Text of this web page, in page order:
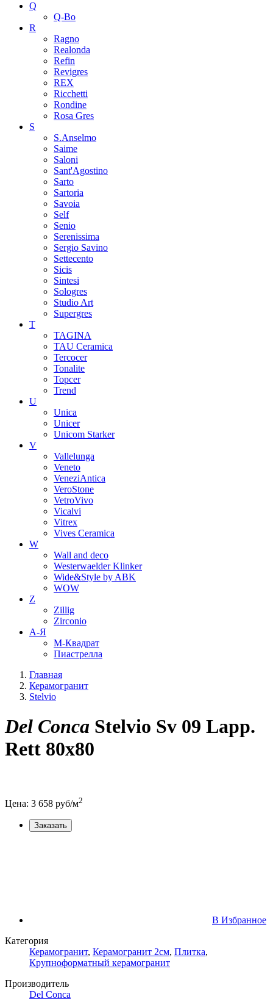
Q
Q-Bo
R
Ragno
Realonda
Refin
Revigres
REX
Ricchetti
Rondine
Rosa Gres
S
S.Anselmo
Saime
Saloni
Sant'Agostino
Sarto
Sartoria
Savoia
Self
Senio
Serenissima
Sergio Savino
Settecento
Sicis
Sintesi
Sologres
Studio Art
Supergres
T
TAGINA
TAU Ceramica
Tercocer
Tonalite
Topcer
Trend
U
Unica
Unicer
Unicom Starker
V
Vallelunga
Veneto
VeneziAntica
VeroStone
VetroVivo
Vicalvi
Vitrex
Vives Ceramica
W
Wall and deco
Westerwaelder Klinker
Wide&Style by ABK
WOW
Z
Zillig
Zirconio
А-Я
М-Квадрат
Пиастрелла
Главная
Керамогранит
Stelvio
Del Conca Stelvio Sv 09 Lapp.
Rett 80x80
Цена: 3 658 руб/м2
Заказать
В Избранное
Категория
Керамогранит, Керамогранит 2см, Плитка,
Крупноформатный керамогранит
Производитель
Del Conca